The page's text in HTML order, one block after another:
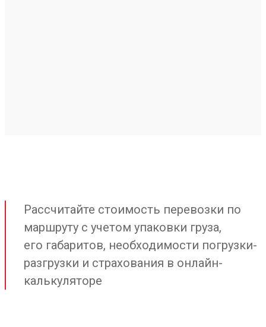
Рассчитайте стоимость перевозки по
маршруту с учетом упаковки груза,
его габаритов, необходимости погрузки-
разгрузки и страхования в онлайн-
калькуляторе